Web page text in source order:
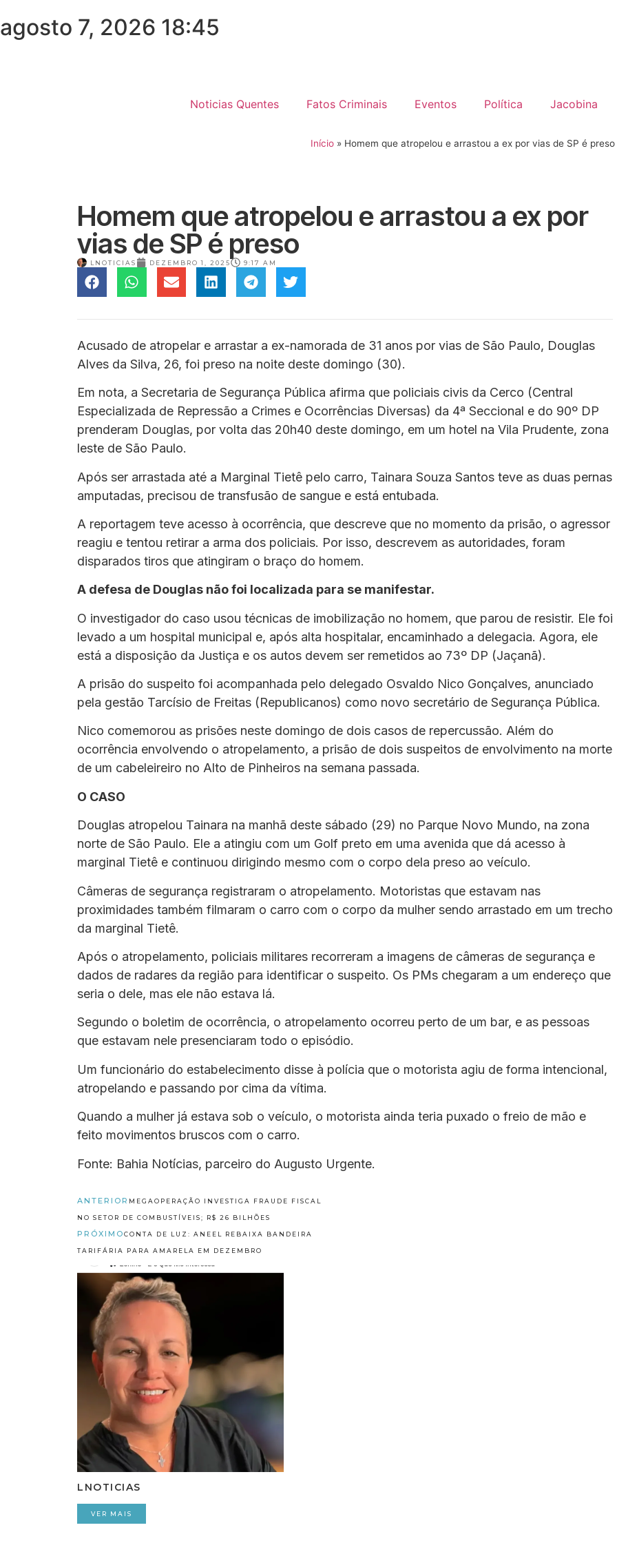
agosto 7, 2026 18:45
Noticias Quentes Fatos Criminais Eventos Política Jacobina
Início » Homem que atropelou e arrastou a ex por vias de SP é preso
Homem que atropelou e arrastou a ex por
vias de SP é preso
LNOTICIAS DEZEMBRO 1, 2025 9:17 AM
Acusado de atropelar e arrastar a ex-namorada de 31 anos por vias de São Paulo, Douglas
Alves da Silva, 26, foi preso na noite deste domingo (30).
Em nota, a Secretaria de Segurança Pública afirma que policiais civis da Cerco (Central
Especializada de Repressão a Crimes e Ocorrências Diversas) da 4ª Seccional e do 90º DP
prenderam Douglas, por volta das 20h40 deste domingo, em um hotel na Vila Prudente, zona
leste de São Paulo.
Após ser arrastada até a Marginal Tietê pelo carro, Tainara Souza Santos teve as duas pernas
amputadas, precisou de transfusão de sangue e está entubada.
A reportagem teve acesso à ocorrência, que descreve que no momento da prisão, o agressor
reagiu e tentou retirar a arma dos policiais. Por isso, descrevem as autoridades, foram
disparados tiros que atingiram o braço do homem.
A defesa de Douglas não foi localizada para se manifestar.
O investigador do caso usou técnicas de imobilização no homem, que parou de resistir. Ele foi
levado a um hospital municipal e, após alta hospitalar, encaminhado a delegacia. Agora, ele
está a disposição da Justiça e os autos devem ser remetidos ao 73º DP (Jaçanã).
A prisão do suspeito foi acompanhada pelo delegado Osvaldo Nico Gonçalves, anunciado
pela gestão Tarcísio de Freitas (Republicanos) como novo secretário de Segurança Pública.
Nico comemorou as prisões neste domingo de dois casos de repercussão. Além do
ocorrência envolvendo o atropelamento, a prisão de dois suspeitos de envolvimento na morte
de um cabeleireiro no Alto de Pinheiros na semana passada.
O CASO
Douglas atropelou Tainara na manhã deste sábado (29) no Parque Novo Mundo, na zona
norte de São Paulo. Ele a atingiu com um Golf preto em uma avenida que dá acesso à
marginal Tietê e continuou dirigindo mesmo com o corpo dela preso ao veículo.
Câmeras de segurança registraram o atropelamento. Motoristas que estavam nas
proximidades também filmaram o carro com o corpo da mulher sendo arrastado em um trecho
da marginal Tietê.
Após o atropelamento, policiais militares recorreram a imagens de câmeras de segurança e
dados de radares da região para identificar o suspeito. Os PMs chegaram a um endereço que
seria o dele, mas ele não estava lá.
Segundo o boletim de ocorrência, o atropelamento ocorreu perto de um bar, e as pessoas
que estavam nele presenciaram todo o episódio.
Um funcionário do estabelecimento disse à polícia que o motorista agiu de forma intencional,
atropelando e passando por cima da vítima.
Quando a mulher já estava sob o veículo, o motorista ainda teria puxado o freio de mão e
feito movimentos bruscos com o carro.
Fonte: Bahia Notícias, parceiro do Augusto Urgente.
ANTERIOR MEGAOPERAÇÃO INVESTIGA FRAUDE FISCAL
NO SETOR DE COMBUSTÍVEIS; R$ 26 BILHÕES
PRÓXIMOCONTA DE LUZ: ANEEL REBAIXA BANDEIRA
TARIFÁRIA PARA AMARELA EM DEZEMBRO
LNOTICIAS
VER MAIS